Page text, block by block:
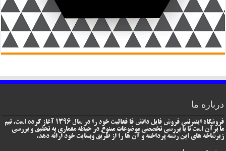
درباره ما
فروشگاه اینترنتی فروش فایل دانش فا فعالیت خود را در سال 1396 آغاز کرده است. تیم
ما برآن است تا با بررسی تخصصی موضوعات متنوع در حیطه معماری به تحقیق و بررسی
زیرشاخه های این رشته پرداخته و آن ها را از طریق وبسایت خود ارائه دهد.